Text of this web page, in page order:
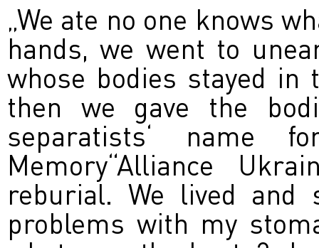
„We ate no one knows
hands, we went to
whose bodies stayed
then we gave the
separatists‘ name
Memory“Alliance
reburial. We lived
problems with my